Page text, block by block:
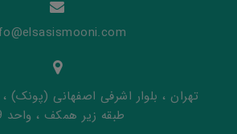
تهران ، بلوار اشرفی اصفهانی (پونک) ،
طبقه زیر همکف ، واحد 49